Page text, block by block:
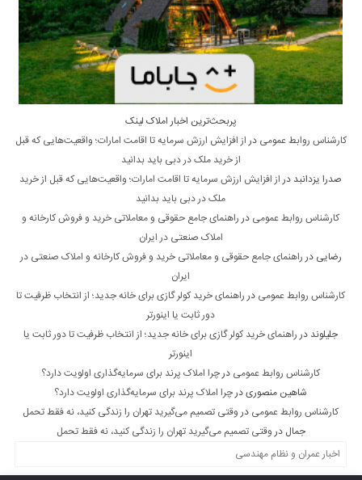
پربحث‌ترین اخبار املاک لینک
کارشناس روابط عمومی در از افزایش ارزش سرمایه تا اقامت امارات؛ واقعیت‌هایی که قبل
از خرید ملک در دبی باید بدانید
صدرا یزدانبد در از افزایش ارزش سرمایه تا اقامت امارات؛ واقعیت‌هایی که قبل از خرید
ملک در دبی باید بدانید
کارشناس روابط عمومی در راهنمای جامع حقوقی و معاملاتی خرید و فروش کارخانه و
املاک صنعتی در ایران
رضایی در راهنمای جامع حقوقی و معاملاتی خرید و فروش کارخانه و املاک صنعتی در
ایران
کارشناس روابط عمومی در راهنمای خرید کولر گازی برای خانه جدید؛ از انتخاب ظرفیت تا
دور ثابت یا اینورتر
جلیلوند در راهنمای خرید کولر گازی برای خانه جدید؛ از انتخاب ظرفیت تا دور ثابت یا
اینورتر
کارشناس روابط عمومی درچرا املاک پرند برای سرمایه‌گذاری اولویت دارد؟
شاهین منصوریدرچرا املاک پرند برای سرمایه‌گذاری اولویت دارد؟
کارشناس روابط عمومی در وقتی تصمیم می‌گیرید تهران را زندگی کنید، نه فقط تحمل
جمال در وقتی تصمیم می‌گیرید تهران را زندگی کنید، نه فقط تحمل
اخبار عمران و نظام مهندسی